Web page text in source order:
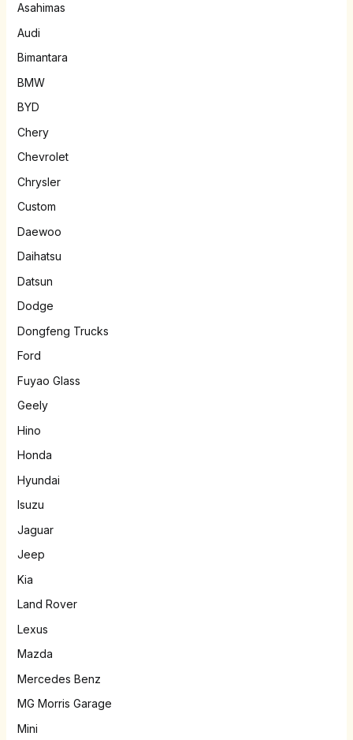
Asahimas
Audi
Bimantara
BMW
BYD
Chery
Chevrolet
Chrysler
Custom
Daewoo
Daihatsu
Datsun
Dodge
Dongfeng Trucks
Ford
Fuyao Glass
Geely
Hino
Honda
Hyundai
Isuzu
Jaguar
Jeep
Kia
Land Rover
Lexus
Mazda
Mercedes Benz
MG Morris Garage
Mini